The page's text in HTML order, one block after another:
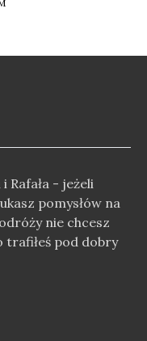
Rafała - jeżeli
pomysłów na
nie chcesz
trafiłeś pod dobry